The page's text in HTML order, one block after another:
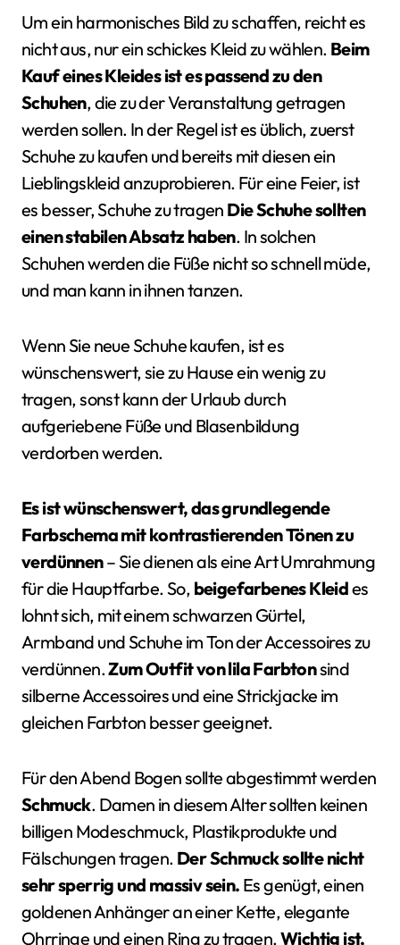
Um ein harmonisches Bild zu schaffen, reicht es
nicht aus, nur ein schickes Kleid zu wählen. Beim
Kauf eines Kleides ist es passend zu den
Schuhen, die zu der Veranstaltung getragen
werden sollen. In der Regel ist es üblich, zuerst
Schuhe zu kaufen und bereits mit diesen ein
Lieblingskleid anzuprobieren. Für eine Feier, ist
es besser, Schuhe zu tragen Die Schuhe sollten
einen stabilen Absatz haben. In solchen
Schuhen werden die Füße nicht so schnell müde,
und man kann in ihnen tanzen.
Wenn Sie neue Schuhe kaufen, ist es
wünschenswert, sie zu Hause ein wenig zu
tragen, sonst kann der Urlaub durch
aufgeriebene Füße und Blasenbildung
verdorben werden.
Es ist wünschenswert, das grundlegende
Farbschema mit kontrastierenden Tönen zu
verdünnen– Sie dienen als eine Art Umrahmung
für die Hauptfarbe. So, beigefarbenes Kleides
lohnt sich, mit einem schwarzen Gürtel,
Armband und Schuhe im Ton der Accessoires zu
verdünnen.Zum Outfit von lila Farbtonsind
silberne Accessoires und eine Strickjacke im
gleichen Farbton besser geeignet.
Für den Abend Bogen sollte abgestimmt werden
Schmuck. Damen in diesem Alter sollten keinen
billigen Modeschmuck, Plastikprodukte und
Fälschungen tragen. Der Schmuck sollte nicht
sehr sperrig und massiv sein. Es genügt, einen
goldenen Anhänger an einer Kette, elegante
Ohrringe und einen Ring zu tragen.Wichtig ist,